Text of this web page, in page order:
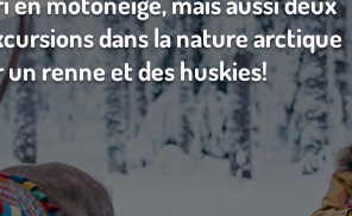
dans la nature arctique
renne et des huskies!